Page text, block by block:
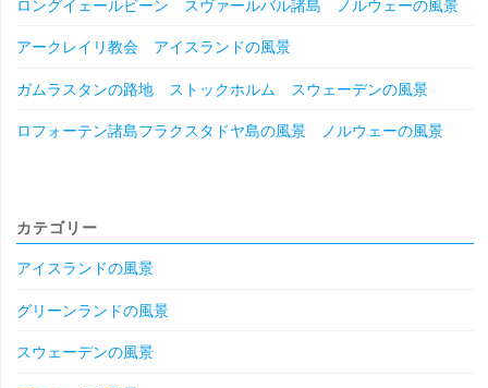
ロングイェールビーン スヴァールバル諸島 ノルウェーの風景
アークレイリ教会 アイスランドの風景
ガムラスタンの路地 ストックホルム スウェーデンの風景
ロフォーテン諸島フラクスタドヤ島の風景 ノルウェーの風景
カテゴリー
アイスランドの風景
グリーンランドの風景
スウェーデンの風景